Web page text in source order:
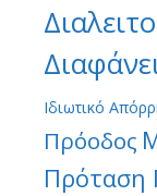
Ιδιωτικό
Πρόοδος
Πρόταση